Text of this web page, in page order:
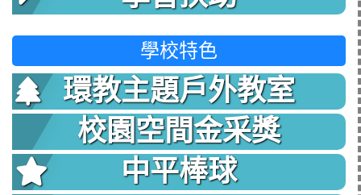
學校特色
環教主題戶外教室
校園空間金采獎
中平棒球